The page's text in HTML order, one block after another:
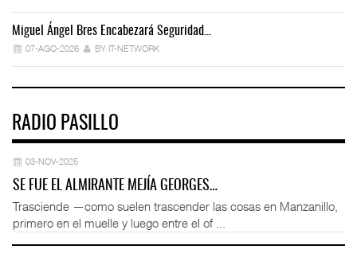
Miguel Ángel Bres Encabezará Seguridad…
07-AGO-2026 BY IT-NETWORK
RADIO PASILLO
03-NOV-2025
SE FUE EL ALMIRANTE MEJÍA GEORGES…
Trasciende —como suelen trascender las cosas en Manzanillo,
primero en el muelle y luego entre el of ...